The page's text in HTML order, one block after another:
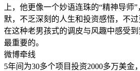
上，他更像一个妙语连珠的“精神导师
默，不乏深刻的人生和投资感悟，不
在这种老男孩式的调皮与风趣中感受
最重要的。
微博牵线
5年间为30多个项目投资2000多万美金